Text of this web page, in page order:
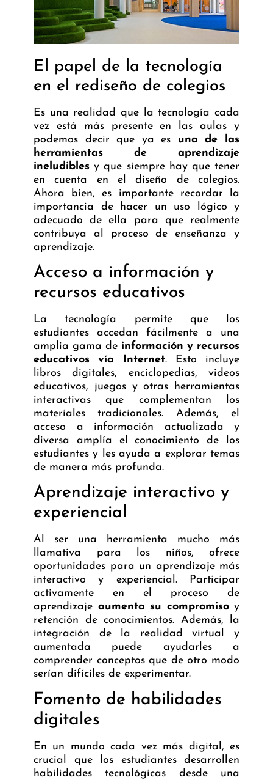
El papel de la tecnología
en el rediseño de colegios
Es una realidad que la tecnología cada
vez está más presente en las aulas y
podemos decir que ya es una de las
herramientas de aprendizaje
ineludibles y que siempre hay que tener
en cuenta en el diseño de colegios.
Ahora bien, es importante recordar la
importancia de hacer un uso lógico y
adecuado de ella para que realmente
contribuya al proceso de enseñanza y
aprendizaje.
Acceso a información y
recursos educativos
La tecnología permite que los
estudiantes accedan fácilmente a una
amplia gama de información y recursos
educativos vía Internet. Esto incluye
libros digitales, enciclopedias, videos
educativos, juegos y otras herramientas
interactivas que complementan los
materiales tradicionales. Además, el
acceso a información actualizada y
diversa amplía el conocimiento de los
estudiantes y les ayuda a explorar temas
de manera más profunda.
Aprendizaje interactivo y
experiencial
Al ser una herramienta mucho más
llamativa para los niños, ofrece
oportunidades para un aprendizaje más
interactivo y experiencial. Participar
activamente en el proceso de
aprendizaje aumenta su compromisoy
retención de conocimientos. Además, la
integración de la realidad virtual y
aumentada puede ayudarles a
comprender conceptos que de otro modo
serían difíciles de experimentar.
Fomento de habilidades
digitales
En un mundo cada vez más digital, es
crucial que los estudiantes desarrollen
habilidades tecnológicas desde una